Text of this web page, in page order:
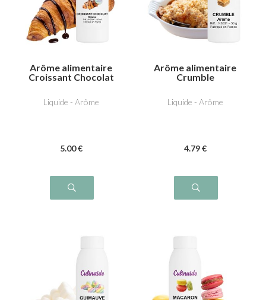
Arôme alimentaire
Croissant Chocolat
Liquide - Arôme
5.00 €
Arôme alimentaire
Crumble
Liquide - Arôme
4.79 €